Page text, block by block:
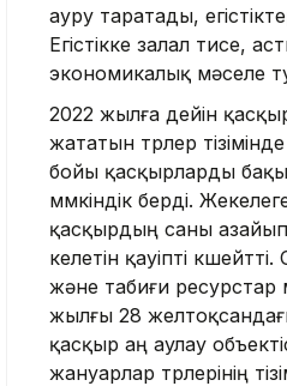
ауру таратады,
Егістікке залал тисе,
экономикалық мәселе
2022 жылға дейін
жататын түрлер
бойы қасқырларды
мүмкіндік берді.
қасқырдың саны
келетін қауіпті
және табиғи ресурстар
жылғы 28
қасқыр аң аулау
жануарлар түрлерінің